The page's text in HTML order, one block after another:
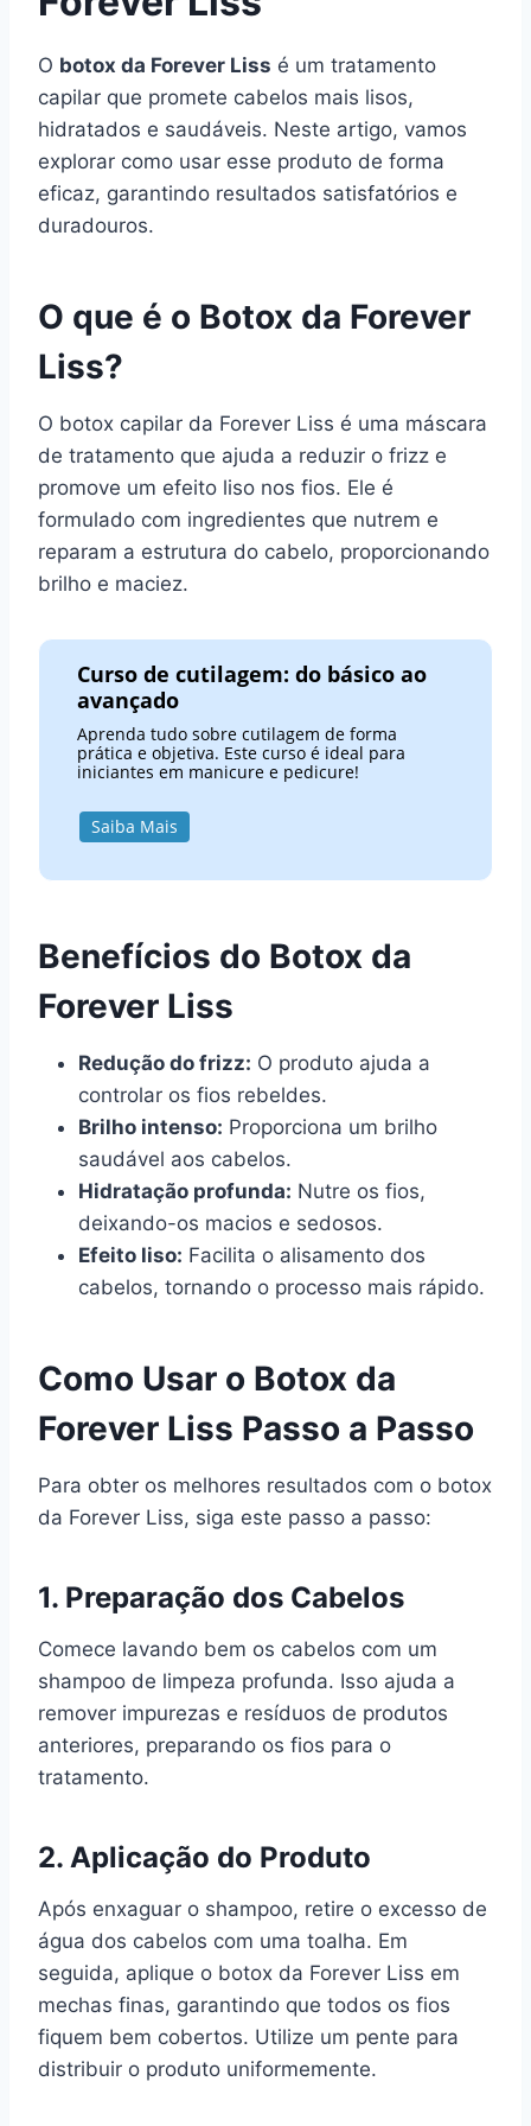
O botox da Forever Liss é um tratamento
capilar que promete cabelos mais lisos,
hidratados e saudáveis. Neste artigo, vamos
explorar como usar esse produto de forma
eficaz, garantindo resultados satisfatórios e
duradouros.
O que é o Botox da Forever
Liss?
O botox capilar da Forever Liss é uma máscara
de tratamento que ajuda a reduzir o frizz e
promove um efeito liso nos fios. Ele é
formulado com ingredientes que nutrem e
reparam a estrutura do cabelo, proporcionando
brilho e maciez.
Curso de cutilagem: do básico ao
avançado
Aprenda tudo sobre cutilagem de forma
prática e objetiva. Este curso é ideal para
iniciantes em manicure e pedicure!
Saiba Mais
Benefícios do Botox da
Forever Liss
Redução do frizz: O produto ajuda a
controlar os fios rebeldes.
Brilho intenso: Proporciona um brilho
saudável aos cabelos.
Hidratação profunda: Nutre os fios,
deixando-os macios e sedosos.
Efeito liso: Facilita o alisamento dos
cabelos, tornando o processo mais rápido.
Como Usar o Botox da
Forever Liss Passo a Passo
Para obter os melhores resultados com o botox
da Forever Liss, siga este passo a passo:
1. Preparação dos Cabelos
Comece lavando bem os cabelos com um
shampoo de limpeza profunda. Isso ajuda a
remover impurezas e resíduos de produtos
anteriores, preparando os fios para o
tratamento.
2. Aplicação do Produto
Após enxaguar o shampoo, retire o excesso de
água dos cabelos com uma toalha. Em
seguida, aplique o botox da Forever Liss em
mechas finas, garantindo que todos os fios
fiquem bem cobertos. Utilize um pente para
distribuir o produto uniformemente.